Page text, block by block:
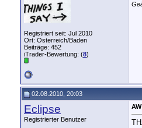
Registriert seit: Jul 2010
Ort: Österreich/Baden
Beiträge: 452
iTrader-Bewertung: (8)
02.08.2010, 20:03
Eclipse
Registrierter Benutzer